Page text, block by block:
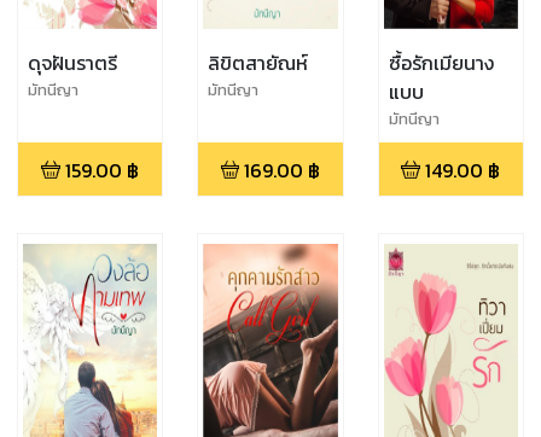
ดุจฝันราตรี
มัทนีญา
159.00 ฿
ลิขิตสายัณห์
มัทนีญา
169.00 ฿
ซื้อรักเมียนาง
แบบ
มัทนีญา
149.00 ฿